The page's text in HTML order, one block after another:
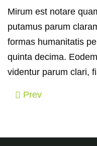
Mirum est notare
putamus parum
formas humanitatis
quinta decima.
videntur parum clari,
Prev